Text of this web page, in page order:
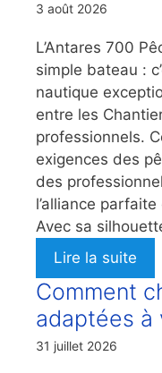
3 août 2026
L’Antares 700
simple bateau :
nautique
entre les
professionnels.
exigences des
des
l’alliance
Avec sa
Lire la suite
Comment
adaptées à
31 juillet 2026